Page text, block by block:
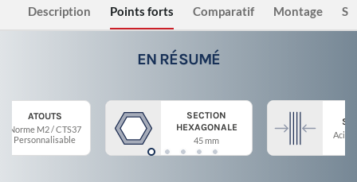
Description Points forts Comparatif Montage
EN RÉSUMÉ
ATOUTS
Norme M2 / CTS37
Personnalisable
SECTION
HEXAGONALE
45 mm
Acier